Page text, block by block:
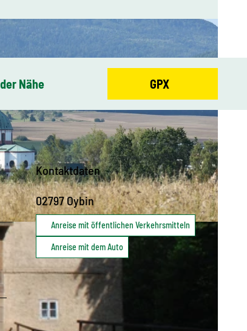
Oberlausitz | CC-BY-SA
Nähe GPX
Kontaktdaten
02797Oybin
Anreise mit öffentlichen Verkehrsmitteln
Anreise mit dem Auto